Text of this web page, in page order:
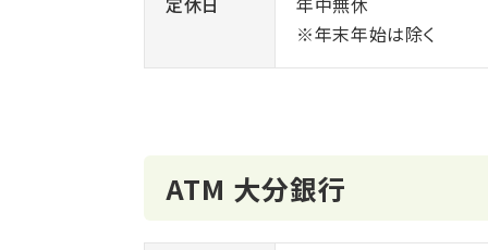
※年末年始は除く
ATM 大分銀行